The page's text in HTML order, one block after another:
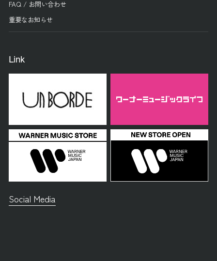
FAQ / お問い合わせ
重要なお知らせ
Link
Social Media